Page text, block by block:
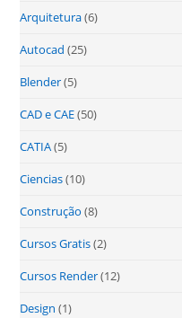
Arquitetura(6)
Autocad (25)
Blender(5)
CAD e CAE(50)
CATIA(5)
Ciencias(10)
Construção (8)
Cursos Gratis(2)
Cursos Render(12)
Design (1)